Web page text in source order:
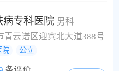
银屑病。
病专科医院 男科
青云谱区迎宾北大道388号
院 公立